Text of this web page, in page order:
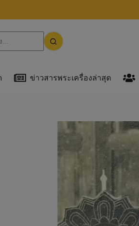
ข่าวสารพระเครื่องล่าสุด